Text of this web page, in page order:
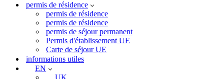
permis de résidence
permis de résidence
permis de résidence
permis de séjour permanent
Permis d'établissement UE
Carte de séjour UE
informations utiles
EN
UK